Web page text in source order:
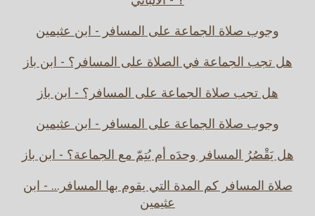
وجوب صلاة الجماعة على المسافر - ابن عثيمين
هل تجب الجماعة في الصلاة على المسافر؟ - ابن باز
هل تجب صلاة الجماعة على المسافر؟ - ابن باز
وجوب صلاة الجماعة على المسافر - ابن عثيمين
هل يَقْصُرُ المسافر وحدَه أم يُتِمّ مع الجماعة؟ - ابن باز
صلاة المسافر كم المدة التي يقوم بها المسافر... - ابن
عثيمين